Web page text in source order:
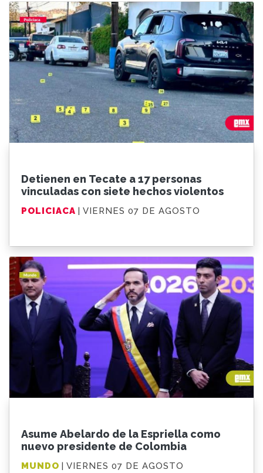
Detienen en Tecate a 17 personas
vinculadas con siete hechos violentos
POLICIACA | VIERNES 07 DE AGOSTO
Asume Abelardo de la Espriella como
nuevo presidente de Colombia
MUNDO | VIERNES 07 DE AGOSTO